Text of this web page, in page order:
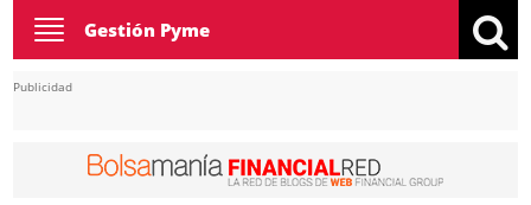
Toggle
navigation
Gestión Pyme
Publicidad